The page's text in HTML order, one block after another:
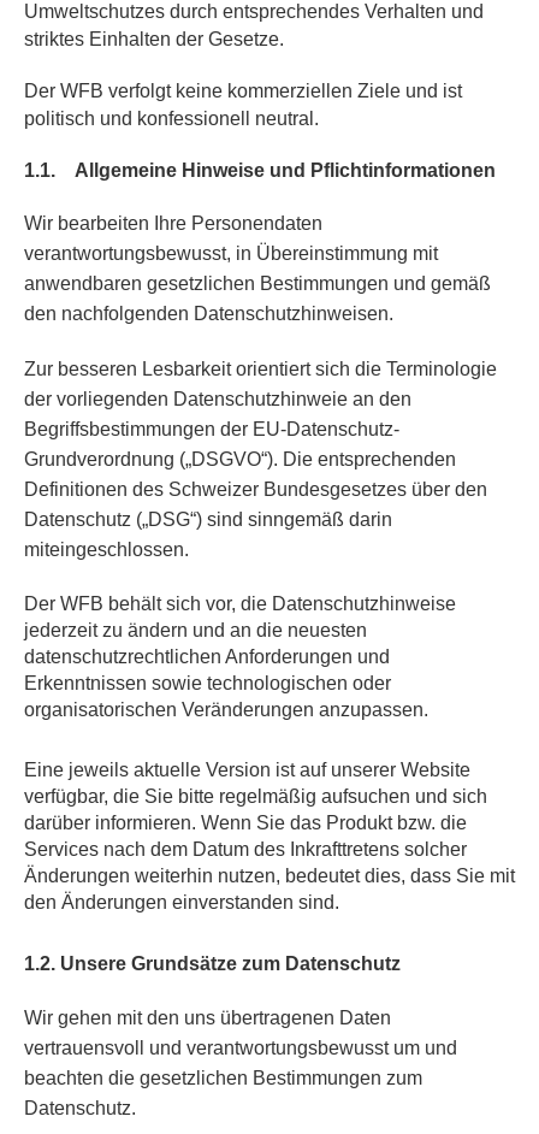
Umweltschutzes durch entsprechendes Verhalten und
striktes Einhalten der Gesetze.
Der WFB verfolgt keine kommerziellen Ziele und ist
politisch und konfessionell neutral.
1.1. Allgemeine Hinweise und Pflichtinformationen
Wir bearbeiten Ihre Personendaten
verantwortungsbewusst, in Übereinstimmung mit
anwendbaren gesetzlichen Bestimmungen und gemäß
den nachfolgenden Datenschutzhinweisen.
Zur besseren Lesbarkeit orientiert sich die Terminologie
der vorliegenden Datenschutzhinweie an den
Begriffsbestimmungen der EU-Datenschutz-
Grundverordnung („DSGVO“). Die entsprechenden
Definitionen des Schweizer Bundesgesetzes über den
Datenschutz („DSG“) sind sinngemäß darin
miteingeschlossen.
Der WFB behält sich vor, die Datenschutzhinweise
jederzeit zu ändern und an die neuesten
datenschutzrechtlichen Anforderungen und
Erkenntnissen sowie technologischen oder
organisatorischen Veränderungen anzupassen.
Eine jeweils aktuelle Version ist auf unserer Website
verfügbar, die Sie bitte regelmäßig aufsuchen und sich
darüber informieren. Wenn Sie das Produkt bzw. die
Services nach dem Datum des Inkrafttretens solcher
Änderungen weiterhin nutzen, bedeutet dies, dass Sie mit
den Änderungen einverstanden sind.
1.2. Unsere Grundsätze zum Datenschutz
Wir gehen mit den uns übertragenen Daten
vertrauensvoll und verantwortungsbewusst um und
beachten die gesetzlichen Bestimmungen zum
Datenschutz.